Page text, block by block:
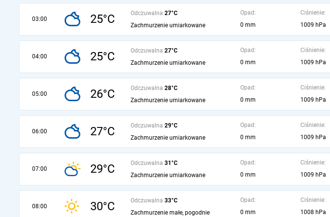
03:00 25°C Odczuwalna 27°C
Zachmurzenie umiarkowane
Opad:
0 mm
Ciśnienie:
1009 hPa
04:00 25°C Odczuwalna 27°C
Zachmurzenie umiarkowane
Opad:
0 mm
Ciśnienie:
1009 hPa
05:00 26°C Odczuwalna 28°C
Zachmurzenie umiarkowane
Opad:
0 mm
Ciśnienie:
1009 hPa
06:00 27°C Odczuwalna 29°C
Zachmurzenie umiarkowane
Opad:
0 mm
Ciśnienie:
1009 hPa
07:00 29°C Odczuwalna 31°C
Zachmurzenie umiarkowane
Opad:
0 mm
Ciśnienie:
1009 hPa
08:00 30°C Odczuwalna 33°C
Zachmurzenie małe, pogodnie
Opad:
0 mm
Ciśnienie:
1008 hPa